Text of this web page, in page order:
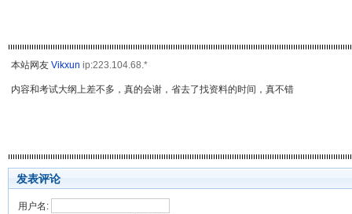
本站网友 Vikxun ip:223.104.68.*
内容和考试大纲上差不多，真的会谢，省去了找资料的时间，真不错
发表评论
用户名: